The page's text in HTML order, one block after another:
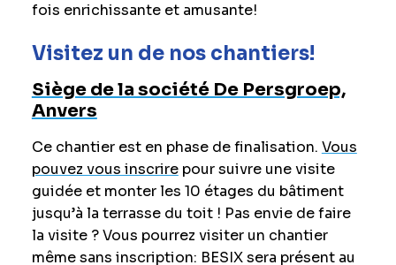
fois enrichissante et amusante!
Visitez un de nos chantiers!
Siège de la société De Persgroep,
Anvers
Ce chantier est en phase de finalisation. Vous
pouvez vous inscrirepour suivre une visite
guidée et monter les 10 étages du bâtiment
jusqu’à la terrasse du toit ! Pas envie de faire
la visite ? Vous pourrez visiter un chantier
même sans inscription: BESIX sera présent au